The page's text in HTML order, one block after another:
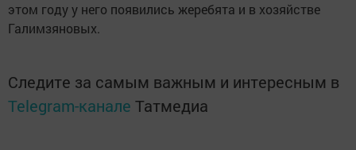
этом году у него появились жеребята и в хозяйстве
Галимзяновых.
Следите за самым важным и интересным в
Telegram-канале Татмедиа